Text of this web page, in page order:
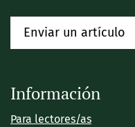
Enviar un artículo
Información
Para lectores/as